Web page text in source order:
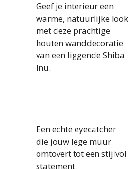
Geef je interieur een
warme, natuurlijke look
met deze prachtige
houten wanddecoratie
van een liggende Shiba
Inu.
Een echte eyecatcher
die jouw lege muur
omtovert tot een stijlvol
statement.